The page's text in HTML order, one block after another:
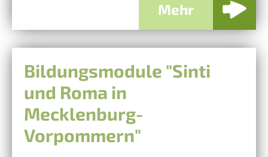
Mehr
Bildungsmodule "Sinti
und Roma in
Mecklenburg-
Vorpommern"